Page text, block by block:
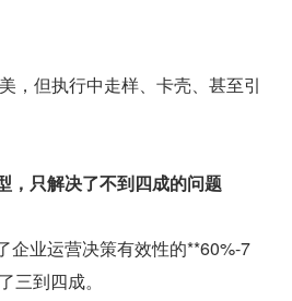
，但执行中走样、卡壳、甚至引
，只解决了不到四成的问题
企业运营决策有效性的**60%-7
三到四成。